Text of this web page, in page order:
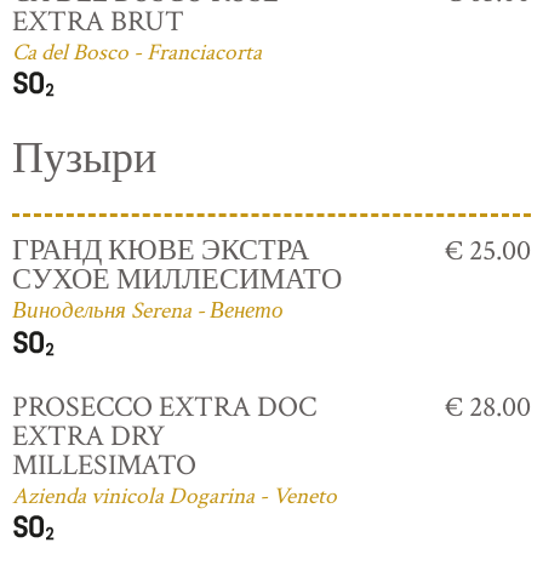
EXTRA BRUT
Ca del Bosco - Franciacorta
Пузыри
ГРАНД КЮВЕ ЭКСТРА
СУХОЕ МИЛЛЕСИМАТО
Винодельня Serena - Венето
€ 25.00
PROSECCO EXTRA DOC
EXTRA DRY
MILLESIMATO
Azienda vinicola Dogarina - Veneto
€ 28.00